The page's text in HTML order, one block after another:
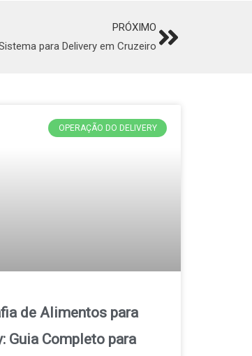
PRÓXIMO
para Delivery em Cruzeiro Next
OPERAÇÃO DO DELIVERY
de Alimentos para
Guia Completo para